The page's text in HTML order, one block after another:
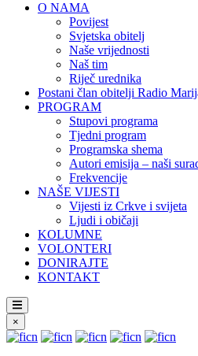
O NAMA
Povijest
Svjetska obitelj
Naše vrijednosti
Naš tim
Riječ urednika
Postani član obitelji Radio
PROGRAM
Stupovi programa
Tjedni program
Programska shema
Autori emisija – naši
Frekvencije
NAŠE VIJESTI
Vijesti iz Crkve i svijeta
Ljudi i običaji
KOLUMNE
VOLONTERI
DONIRAJTE
KONTAKT
×